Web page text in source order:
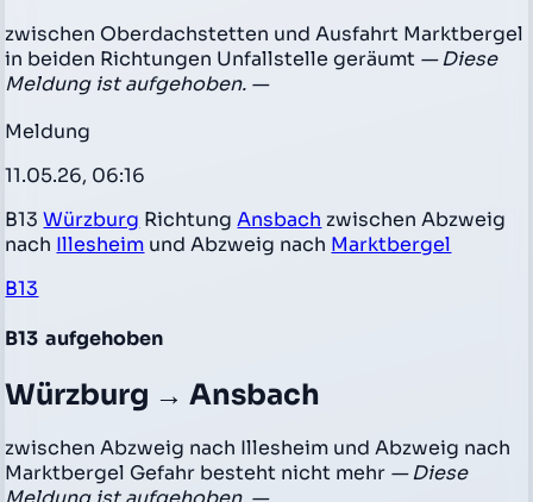
zwischen Oberdachstetten und Ausfahrt Marktbergel
in beiden Richtungen Unfallstelle geräumt — Diese
Meldung ist aufgehoben. —
Meldung
11.05.26, 06:16
B13Würzburg RichtungAnsbach zwischen Abzweig
nach Illesheim und Abzweig nach Marktbergel
B13
B13 aufgehoben
Würzburg → Ansbach
zwischen Abzweig nach Illesheim und Abzweig nach
Marktbergel Gefahr besteht nicht mehr — Diese